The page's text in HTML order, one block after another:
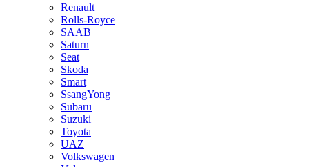
Renault
Rolls-Royce
SAAB
Saturn
Seat
Skoda
Smart
SsangYong
Subaru
Suzuki
Toyota
UAZ
Volkswagen